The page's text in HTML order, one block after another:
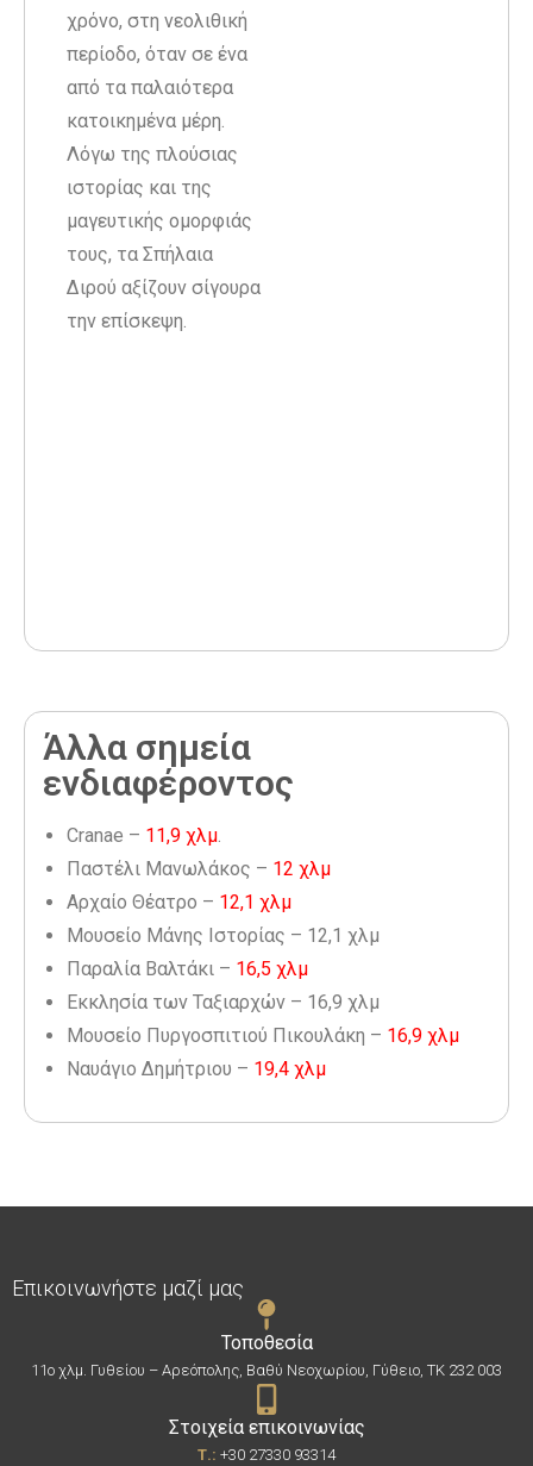
χρόνο, στη νεολιθική
περίοδο, όταν σε ένα
από τα παλαιότερα
κατοικημένα μέρη.
Λόγω της πλούσιας
ιστορίας και της
μαγευτικής ομορφιάς
τους, τα Σπήλαια
Διρού αξίζουν σίγουρα
την επίσκεψη.
Άλλα σημεία
ενδιαφέροντος
Cranae – 11,9 χλμ.
Παστέλι Μανωλάκος – 12 χλμ
Αρχαίο Θέατρο – 12,1 χλμ
Μουσείο Μάνης Ιστορίας – 12,1 χλμ
Παραλία Βαλτάκι – 16,5 χλμ
Εκκλησία των Ταξιαρχών – 16,9 χλμ
Μουσείο Πυργοσπιτιού Πικουλάκη – 16,9 χλμ
Ναυάγιο Δημήτριου – 19,4 χλμ
Επικοινωνήστε μαζί μας
Τοποθεσία
11ο χλμ. Γυθείου – Αρεόπολης, Βαθύ Νεοχωρίου, Γύθειο, ΤΚ 232 003
Στοιχεία επικοινωνίας
Τ.: +30 27330 93314